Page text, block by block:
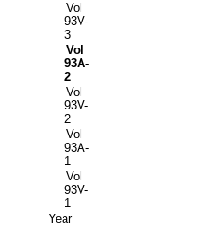
Vol
93V-
3
Vol
93A-
2
Vol
93V-
2
Vol
93A-
1
Vol
93V-
1
Year